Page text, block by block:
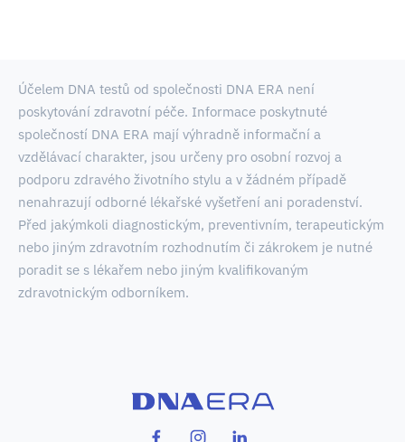
Účelem DNA testů od společnosti DNA ERA není
poskytování zdravotní péče. Informace poskytnuté
společností DNA ERA mají výhradně informační a
vzdělávací charakter, jsou určeny pro osobní rozvoj a
podporu zdravého životního stylu a v žádném případě
nenahrazují odborné lékařské vyšetření ani poradenství.
Před jakýmkoli diagnostickým, preventivním, terapeutickým
nebo jiným zdravotním rozhodnutím či zákrokem je nutné
poradit se s lékařem nebo jiným kvalifikovaným
zdravotnickým odborníkem.